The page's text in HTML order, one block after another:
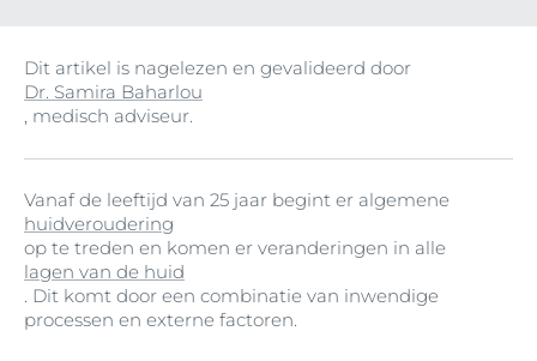
Dit artikel is nagelezen en gevalideerd door
Dr. Samira Baharlou
, medisch adviseur.
Vanaf de leeftijd van 25 jaar begint er algemene
huidveroudering
op te treden en komen er veranderingen in alle
lagen van de huid
. Dit komt door een combinatie van inwendige
processen en externe factoren.